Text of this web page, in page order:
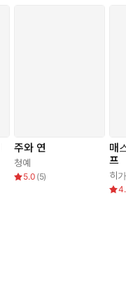
주와 연
청예
5.0 (5)
매
프
히